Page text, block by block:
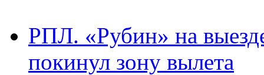
РПЛ. «Рубин» на
покинул зону вылета